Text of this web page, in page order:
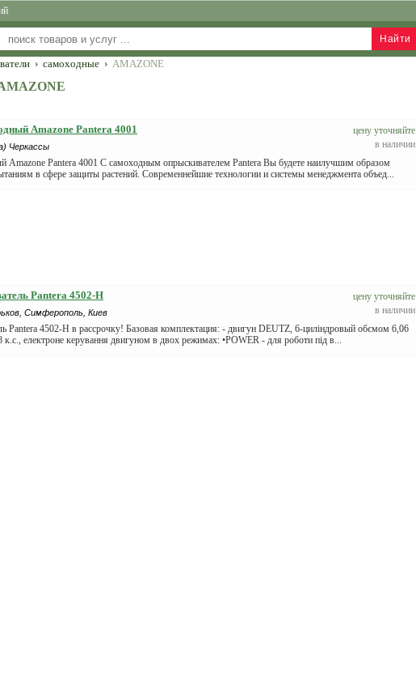
› самоходные › AMAZONE
цену уточняйте
в наличии
Amazone Pantera 4001
Черкассы
Amazone Pantera 4001 С самоходным опрыскивателем Pantera Вы будете наилучшим образом
в сфере защиты растений. Современнейшие технологии и системы менеджмента объед...
цену уточняйте
в наличии
Pantera 4502-H
Симферополь, Киев
Pantera 4502-H в рассрочку! Базовая комплектация: - двигун DEUTZ, 6-циліндровый обємом 6,06
електроне керування двигуном в двох режимах: •POWER - для роботи під в...